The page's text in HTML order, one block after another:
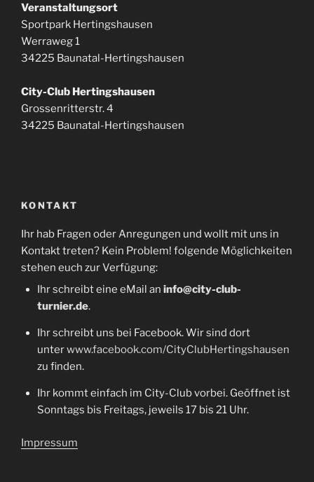
Veranstaltungsort
Sportpark Hertingshausen
Werraweg 1
34225 Baunatal-Hertingshausen
City-Club Hertingshausen
Grossenritterstr. 4
34225 Baunatal-Hertingshausen
KONTAKT
Ihr hab Fragen oder Anregungen und wollt mit uns in
Kontakt treten? Kein Problem! folgende Möglichkeiten
stehen euch zur Verfügung:
Ihr schreibt eine eMail an info@city-club-
turnier.de.
Ihr schreibt uns bei Facebook. Wir sind dort
unterwww.facebook.com/CityClubHertingshausen
zu finden.
Ihr kommt einfach im City-Club vorbei. Geöffnet ist
Sonntags bis Freitags, jeweils 17 bis 21 Uhr.
Impressum